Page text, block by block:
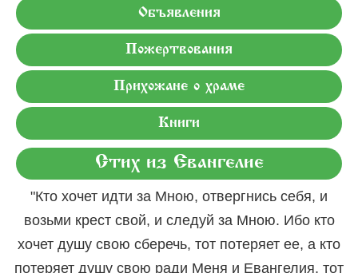
Объявления
Пожертвования
Прихожане о храме
Книги
Стих из Евангелие
"Кто хочет идти за Мною, отвергнись себя, и
возьми крест свой, и следуй за Мною. Ибо кто
хочет душу свою сберечь, тот потеряет ее, а кто
потеряет душу свою ради Меня и Евангелия, тот